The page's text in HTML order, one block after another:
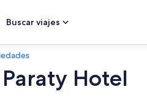
Buscar viajes
Hotel